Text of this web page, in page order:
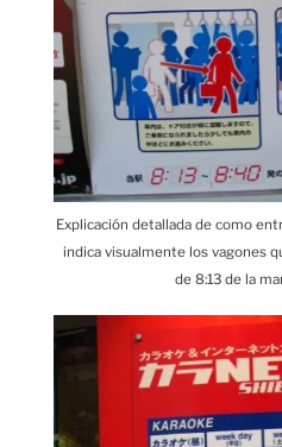
Explicación detallada de como
indica visualmente los vagones
de 8:13 de la